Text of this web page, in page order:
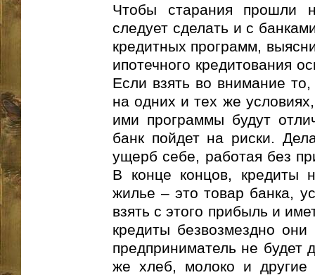
Чтобы старания прошли
следует сделать и с
кредитных программ,
ипотечного кредитования
Если взять во внимание
на одних и тех же
ими программы будут
банк пойдет на риски.
ущерб себе, работая без
В конце концов, кредиты
жилье – это товар банка,
взять с этого прибыль и
кредиты безвозмездно
предприниматель не будет
же хлеб, молоко и другие